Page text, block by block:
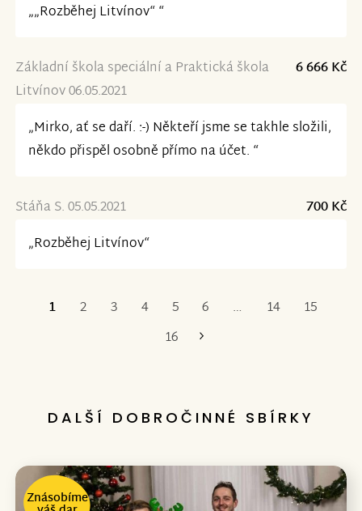
„„Rozběhej Litvínov“ “
Základní škola speciální a Praktická škola
Litvínov 06.05.2021
6 666 Kč
„Mirko, ať se daří. :-) Někteří jsme se takhle složili,
někdo přispěl osobně přímo na účet. “
Stáňa S. 05.05.2021
700 Kč
„Rozběhej Litvínov“
1 2 3 4 5 6 … 14
15
16
Poslední
DALŠÍ DOBROČINNÉ SBÍRKY
Znásobíme